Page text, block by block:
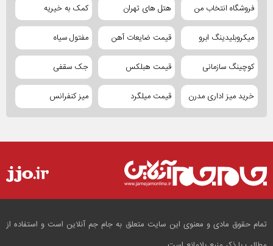
فروشگاه انتخاب من هتل های تهران کمک به خیریه
میکروبلیدینگ ابرو قیمت ضایعات آهن مفتول سیاه
کوچینگ سازمانی قیمت هبلکس جک سقفی
خرید میز اداری مدرن قیمت میلگرد میز کنفرانس
تمام حقوق مادی و معنوی این سایت متعلق به جام جم آنلاین است و استفاده از